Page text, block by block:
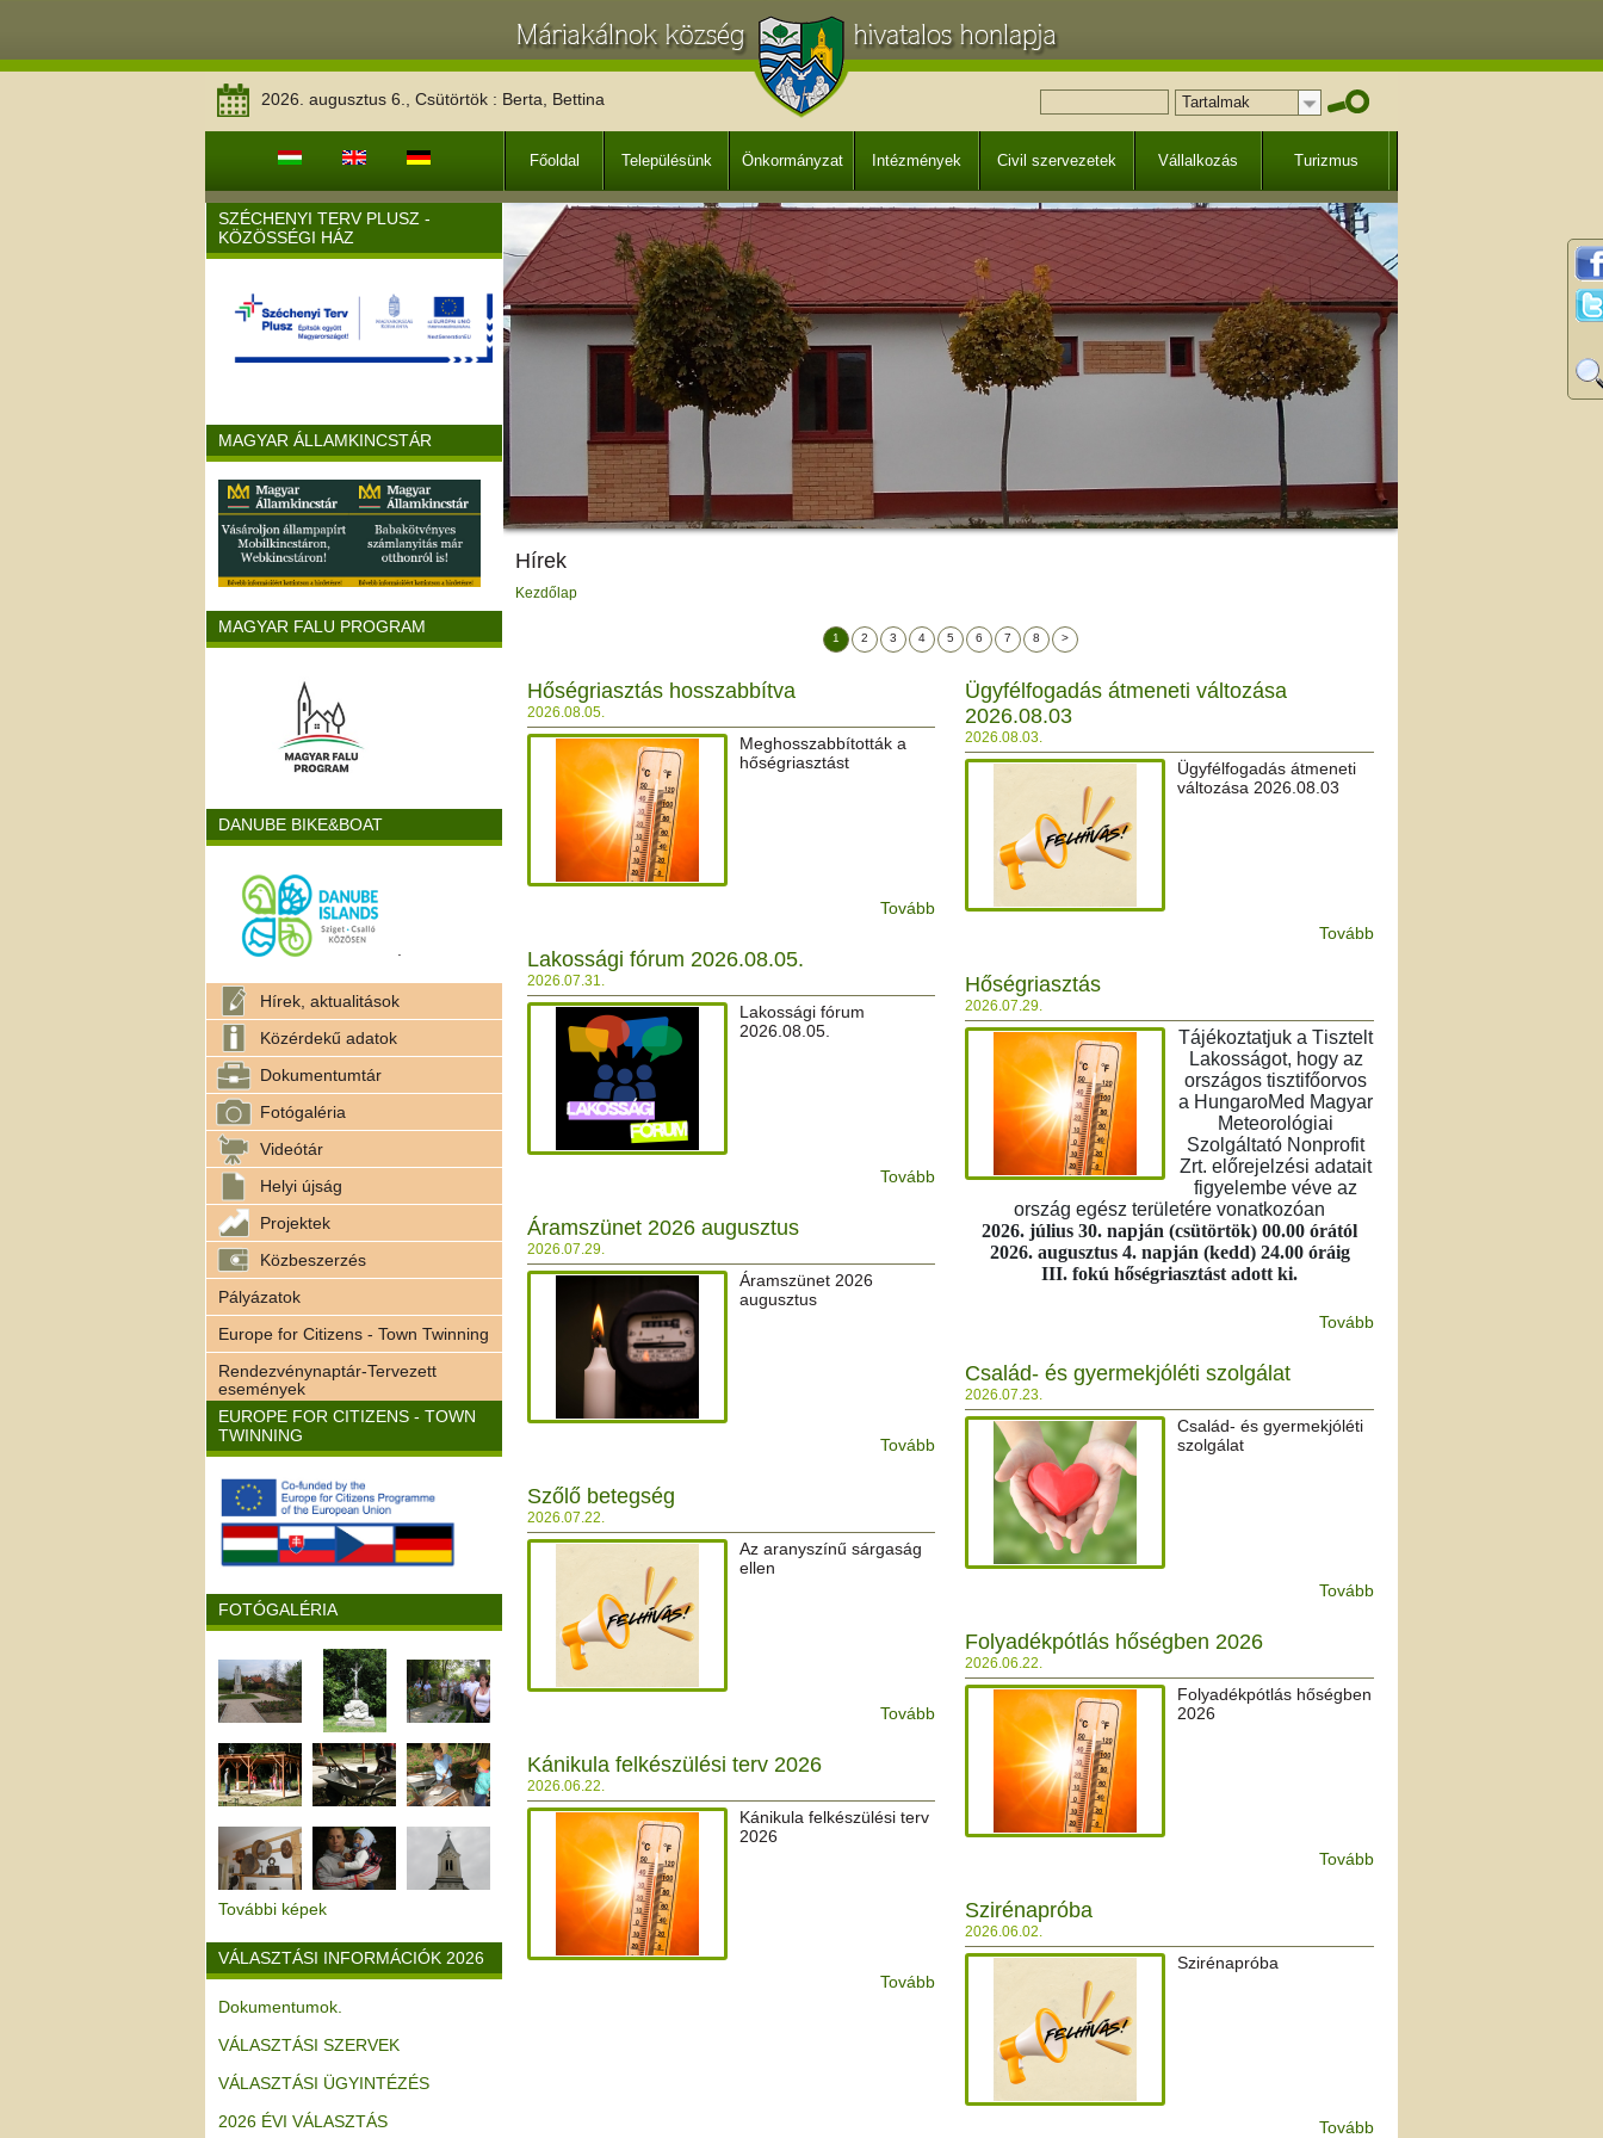
2026. augusztus 6., Csütörtök : Berta, Bettina Tartalmak
Főoldal Településünk Önkormányzat Intézmények Civil szervezetek Vállalkozás Turizmus
SZÉCHENYI TERV PLUSZ -
KÖZÖSSÉGI HÁZ
MAGYAR ÁLLAMKINCSTÁR
MAGYAR FALU PROGRAM
DANUBE BIKE&BOAT
Hírek, aktualitások
Közérdekű adatok
Dokumentumtár
Fotógaléria
Videótár
Helyi újság
Projektek
Közbeszerzés
Pályázatok
Europe for Citizens - Town Twinning
Rendezvénynaptár-Tervezett
események
EUROPE FOR CITIZENS - TOWN
TWINNING
FOTÓGALÉRIA
További képek
VÁLASZTÁSI INFORMÁCIÓK 2026
Dokumentumok.
VÁLASZTÁSI SZERVEK
VÁLASZTÁSI ÜGYINTÉZÉS
2026 ÉVI VÁLASZTÁS
Hírek
Kezdőlap
1 2 3 4 5 6 7 8 >
Hőségriasztás hosszabbítva
2026.08.05.
Meghosszabbították a
hőségriasztást
Tovább
Lakossági fórum 2026.08.05.
2026.07.31.
Lakossági fórum
2026.08.05.
Tovább
Áramszünet 2026 augusztus
2026.07.29.
Áramszünet 2026
augusztus
Tovább
Szőlő betegség
2026.07.22.
Az aranyszínű sárgaság
ellen
Tovább
Kánikula felkészülési terv 2026
2026.06.22.
Kánikula felkészülési terv
2026
Tovább
Ügyfélfogadás átmeneti változása
2026.08.03
2026.08.03.
Ügyfélfogadás átmeneti
változása 2026.08.03
Tovább
Hőségriasztás
2026.07.29.
Tájékoztatjuk a Tisztelt
Lakosságot, hogy az
országos tisztifőorvos
a HungaroMed Magyar
Meteorológiai
Szolgáltató Nonprofit
Zrt. előrejelzési adatait
figyelembe véve az
ország egész területére vonatkozóan
2026. július 30. napján (csütörtök) 00.00 órától
2026. augusztus 4. napján (kedd) 24.00 óráig
III. fokú hőségriasztást adott ki.
Tovább
Család- és gyermekjóléti szolgálat
2026.07.23.
Család- és gyermekjóléti
szolgálat
Tovább
Folyadékpótlás hőségben 2026
2026.06.22.
Folyadékpótlás hőségben
2026
Tovább
Szirénapróba
2026.06.02.
Szirénapróba
Tovább